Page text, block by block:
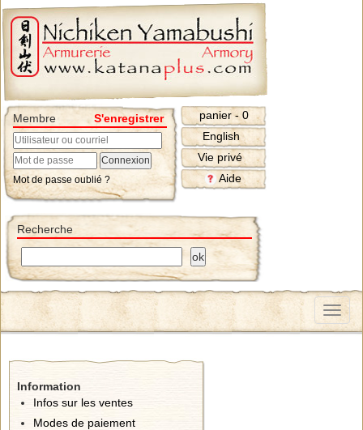
Membre S'enregistrer
Mot de passe oublié ?
panier - 0
English
Vie privé
Aide
Recherche
Menu
Information
Infos sur les ventes
Modes de paiement